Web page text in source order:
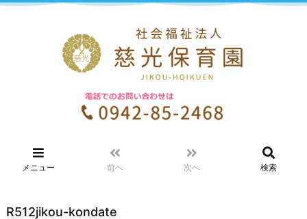
メニュー 前へ 次へ 検索
R512jikou-kondate